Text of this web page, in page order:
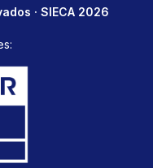
· SIECA 2026